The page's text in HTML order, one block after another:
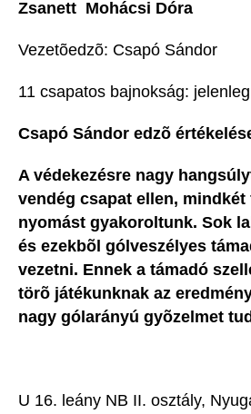
Zsanett  Mohácsi Dóra
Vezetõedzõ: Csapó Sándor
11 csapatos bajnokság:
Csapó Sándor edzõ
A védekezésre nagy
vendég csapat ellen,
nyomást gyakoroltunk. Sok
és ezekbõl gólveszélyes
vezetni. Ennek a támadó
törõ játékunknak az
nagy gólarányú gyõzelmet
U 16. leány NB II. osztály,